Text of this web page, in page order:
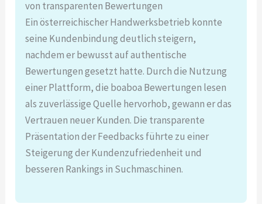
von transparenten Bewertungen
Ein österreichischer Handwerksbetrieb konnte
seine Kundenbindung deutlich steigern,
nachdem er bewusst auf authentische
Bewertungen gesetzt hatte. Durch die Nutzung
einer Plattform, die boaboa Bewertungen lesen
als zuverlässige Quelle hervorhob, gewann er das
Vertrauen neuer Kunden. Die transparente
Präsentation der Feedbacks führte zu einer
Steigerung der Kundenzufriedenheit und
besseren Rankings in Suchmaschinen.